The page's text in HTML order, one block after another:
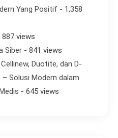
Yang Positif - 1,358
887 views
Siber- 841 views
Duotite, dan D-
Solusi Modern dalam
- 645 views